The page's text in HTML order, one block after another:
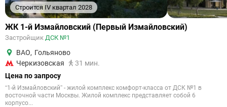
Строится IV квартал 2028
ЖК 1-й Измайловский (Первый Измайловский)
Застройщик ДСК №1
ВАО, Гольяново
Черкизовская
31 мин.
Цена по запросу
“1-й Измайловский” - жилой комплекс комфорт-класса от ДСК №1 в
восточной части Москвы. Жилой комплекс представляет собой 6
корпусо...